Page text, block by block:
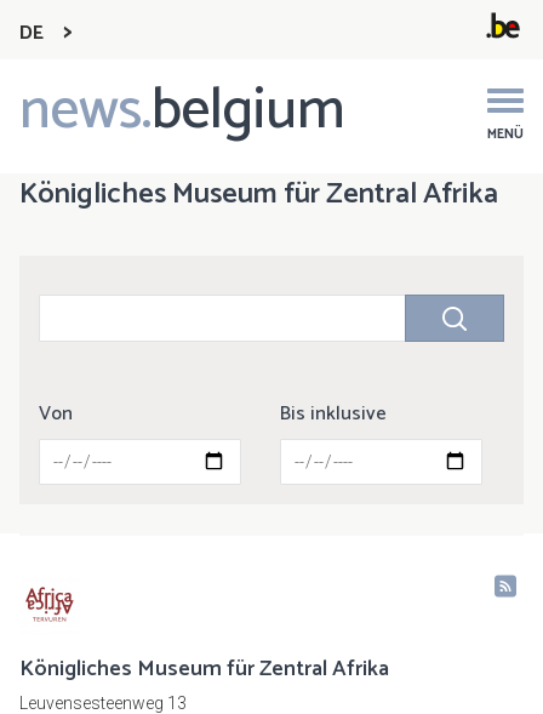
DE
news.belgium MENÜ
Main
navigation
Königliches Museum für Zentral Afrika
Von Bis inklusive
Königliches Museum für Zentral Afrika
Leuvensesteenweg 13